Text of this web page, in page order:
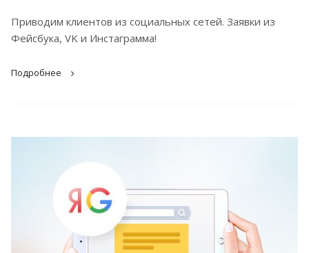
Приводим клиентов из социальных сетей. Заявки из
Фейсбука, VK и Инстаграмма!
Подробнее